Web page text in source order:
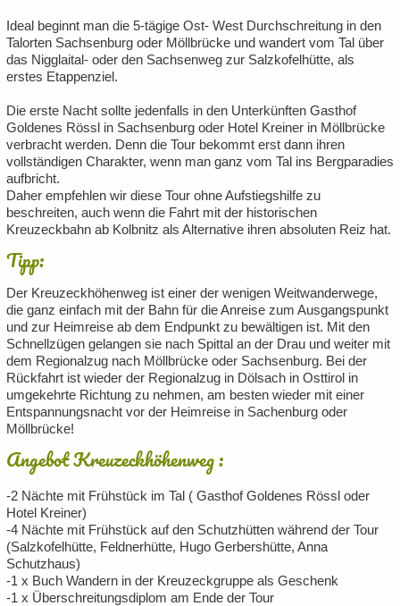
Ideal beginnt man die 5-tägige Ost- West Durchschreitung in den
Talorten Sachsenburg oder Möllbrücke und wandert vom Tal über
das Nigglaital- oder den Sachsenweg zur Salzkofelhütte, als
erstes Etappenziel.
Die erste Nacht sollte jedenfalls in den Unterkünften Gasthof
Goldenes Rössl in Sachsenburg oder Hotel Kreiner in Möllbrücke
verbracht werden. Denn die Tour bekommt erst dann ihren
vollständigen Charakter, wenn man ganz vom Tal ins Bergparadies
aufbricht.
Daher empfehlen wir diese Tour ohne Aufstiegshilfe zu
beschreiten, auch wenn die Fahrt mit der historischen
Kreuzeckbahn ab Kolbnitz als Alternative ihren absoluten Reiz hat.
Tipp:
Der Kreuzeckhöhenweg ist einer der wenigen Weitwanderwege,
die ganz einfach mit der Bahn für die Anreise zum Ausgangspunkt
und zur Heimreise ab dem Endpunkt zu bewältigen ist. Mit den
Schnellzügen gelangen sie nach Spittal an der Drau und weiter mit
dem Regionalzug nach Möllbrücke oder Sachsenburg. Bei der
Rückfahrt ist wieder der Regionalzug in Dölsach in Osttirol in
umgekehrte Richtung zu nehmen, am besten wieder mit einer
Entspannungsnacht vor der Heimreise in Sachenburg oder
Möllbrücke!
Angebot Kreuzeckhöhenweg :
-2 Nächte mit Frühstück im Tal ( Gasthof Goldenes Rössl oder
Hotel Kreiner)
-4 Nächte mit Frühstück auf den Schutzhütten während der Tour
(Salzkofelhütte, Feldnerhütte, Hugo Gerbershütte, Anna
Schutzhaus)
-1 x Buch Wandern in der Kreuzeckgruppe als Geschenk
-1 x Überschreitungsdiplom am Ende der Tour